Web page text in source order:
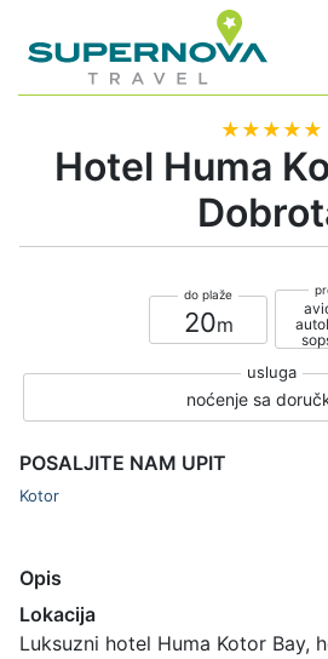
★★★★★
Hotel Huma
20
noćenje sa
POSALJITE NAM UPIT
Kotor
Opis
Lokacija
Luksuzni hotel Huma Kotor Bay,